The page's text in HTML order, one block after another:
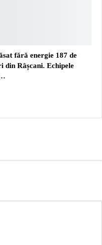
fără energie 187 de
din Râșcani. Echipele